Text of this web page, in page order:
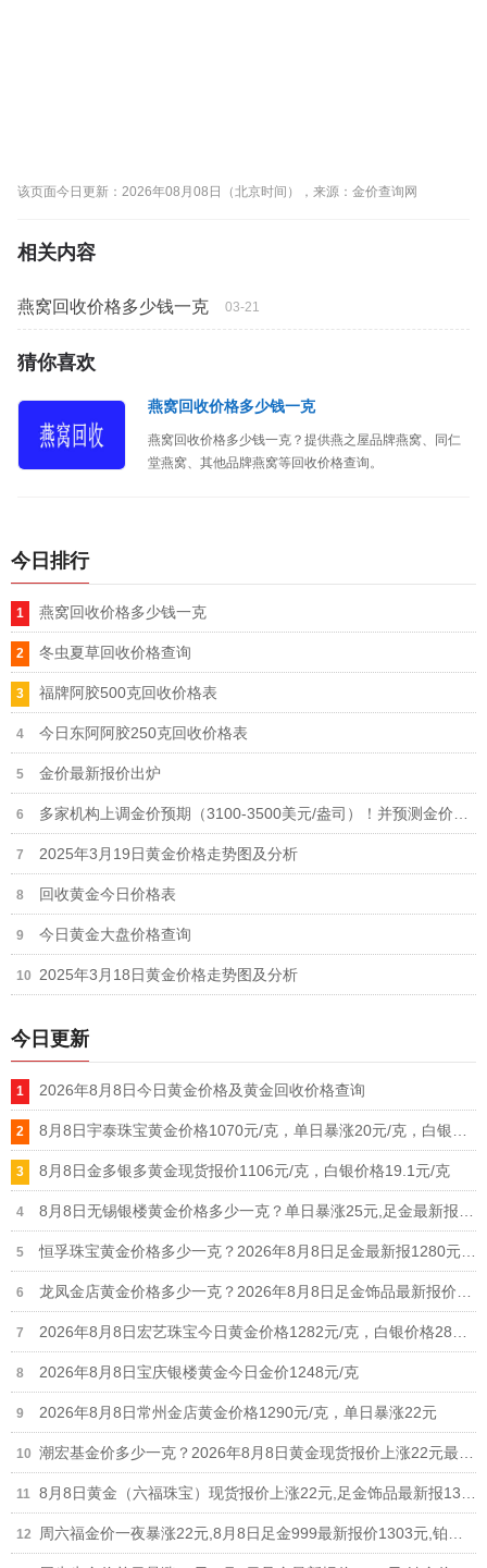
该页面今日更新：2026年08月08日（北京时间），来源：金价查询网
相关内容
燕窝回收价格多少钱一克 03-21
猜你喜欢
燕窝回收价格多少钱一克
燕窝回收价格多少钱一克？提供燕之屋品牌燕窝、同仁
堂燕窝、其他品牌燕窝等回收价格查询。
今日排行
燕窝回收价格多少钱一克
冬虫夏草回收价格查询
福牌阿胶500克回收价格表
今日东阿阿胶250克回收价格表
金价最新报价出炉
2025年3月19日黄金价格走势图及分析
回收黄金今日价格表
今日黄金大盘价格查询
2025年3月18日黄金价格走势图及分析
今日更新
2026年8月8日今日黄金价格及黄金回收价格查询
8月8日金多银多黄金现货报价1106元/克，白银价格19.1元/克
2026年8月8日宝庆银楼黄金今日金价1248元/克
2026年8月8日常州金店黄金价格1290元/克，单日暴涨22元